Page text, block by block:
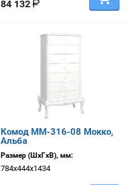
84 132
Комод ММ-316-08 Мокко,
Альба
Размер (ШхГхВ), мм:
784х444х1434